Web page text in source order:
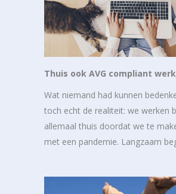
Thuis ook AVG compliant
Wat niemand had kunnen
toch echt de realiteit: we werken
allemaal thuis doordat we te
met een pandemie. Langzaam